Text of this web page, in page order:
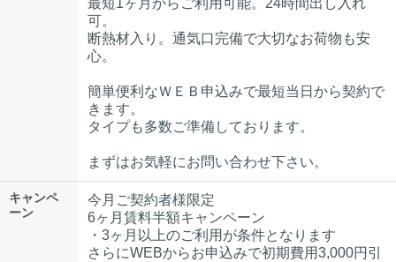
最短1ヶ月からご利用可能。24時間出し入れ
可。
断熱材入り。通気口完備で大切なお荷物も安
心。
簡単便利なＷＥＢ申込みで最短当日から契約で
きます。
タイプも多数ご準備しております。
まずはお気軽にお問い合わせ下さい。
キャンペ
ーン
今月ご契約者様限定
6ヶ月賃料半額キャンペーン
・3ヶ月以上のご利用が条件となります
さらにWEBからお申込みで初期費用3,000円引